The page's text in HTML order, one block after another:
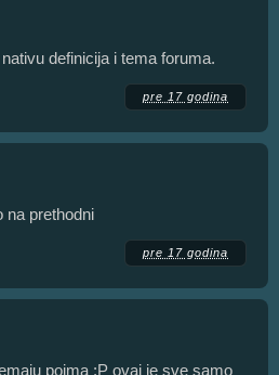
definicija i tema foruma.
pre 17 godina
na prethodni
pre 17 godina
pojma :P ovaj je sve samo